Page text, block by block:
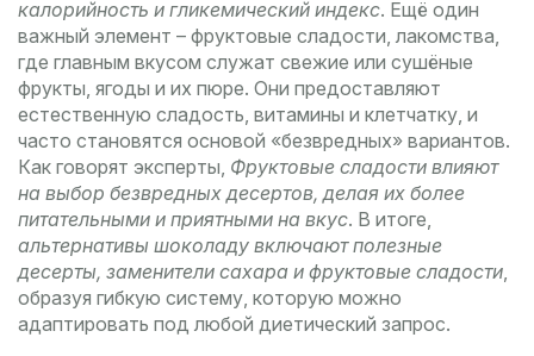
калорийность и гликемический индекс. Ещё один
важный элемент – фруктовые сладости, лакомства,
где главным вкусом служат свежие или сушёные
фрукты, ягоды и их пюре. Они предоставляют
естественную сладость, витамины и клетчатку, и
часто становятся основой «безвредных» вариантов.
Как говорят эксперты, Фруктовые сладости влияют
на выбор безвредных десертов, делая их более
питательными и приятными на вкус. В итоге,
альтернативы шоколаду включают полезные
десерты, заменители сахара и фруктовые сладости,
образуя гибкую систему, которую можно
адаптировать под любой диетический запрос.